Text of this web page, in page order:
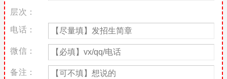
love的用法
英 [l?v] 美 [l?v]
vt.& vi.
喜欢;爱，热爱;爱戴;赞美，称赞
层次：
电话：
微信：
备注：